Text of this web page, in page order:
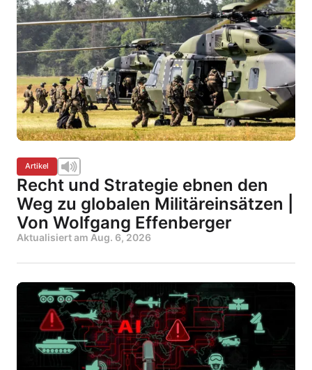
Artikel
Recht und Strategie ebnen den
Weg zu globalen Militäreinsätzen |
Von Wolfgang Effenberger
Aktualisiert am Aug. 6, 2026